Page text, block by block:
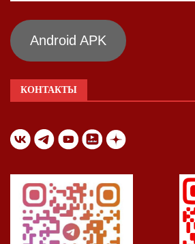
Android APK
КОНТАКТЫ